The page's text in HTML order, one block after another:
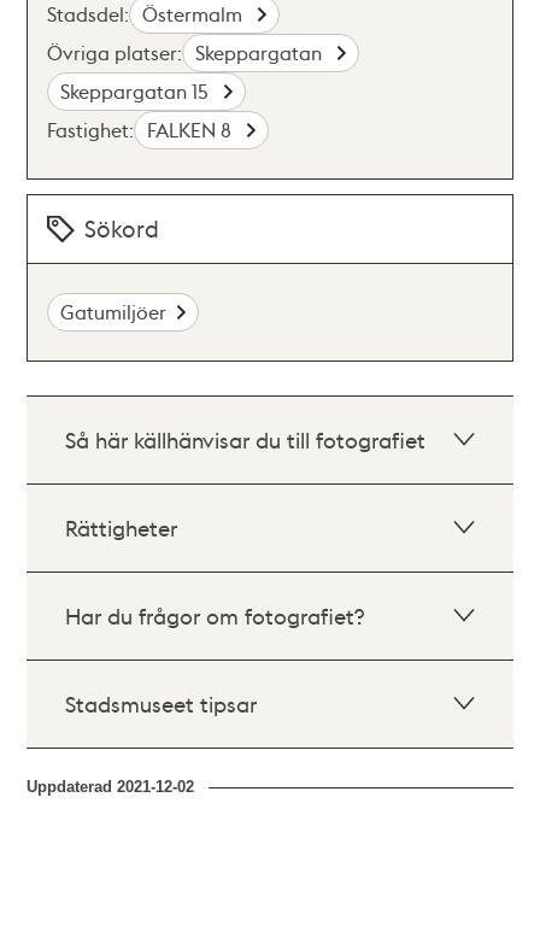
Stadsdel: Östermalm
Övriga platser: Skeppargatan
Skeppargatan 15
Fastighet: FALKEN 8
Sökord
Gatumiljöer
Så här källhänvisar du till fotografiet
Rättigheter
Har du frågor om fotografiet?
Stadsmuseet tipsar
Uppdaterad2021-12-02